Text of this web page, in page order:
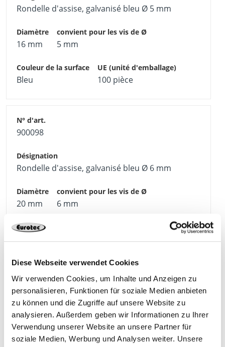
Diese Webseite verwendet Cookies
Wir verwenden Cookies, um Inhalte und Anzeigen zu
personalisieren, Funktionen für soziale Medien anbieten
zu können und die Zugriffe auf unsere Website zu
analysieren. Außerdem geben wir Informationen zu Ihrer
Verwendung unserer Website an unsere Partner für
soziale Medien, Werbung und Analysen weiter. Unsere
Rondelle d'assise, galvanisé bleu Ø 5 mm
16 mm 5 mm
Bleu 100 pièce
900098
Rondelle d'assise, galvanisé bleu Ø 6 mm
20 mm 6 mm
Bleu 50 pièce
900099
Rondelle d'assise, galvanisé bleu Ø 8 mm